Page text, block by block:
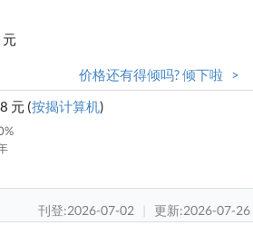
元
价格还有得倾吗? 倾下啦 >
元 (按揭计算机)
刊登:2026-07-02 | 更新:2026-07-26